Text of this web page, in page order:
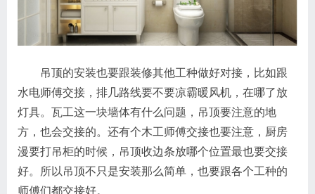
吊顶的安装也要跟装修其他工种做好对接，比如跟
水电师傅交接，排几路线要不要凉霸暖风机，在哪了放
灯具。瓦工这一块墙体有什么问题，吊顶要注意的地
方，也会交接的。还有个木工师傅交接也要注意，厨房
漫要打吊柜的时候，吊顶收边条放哪个位置最也要交接
好。所以吊顶不只是安装那么简单，也要跟各个工种的
师傅们都交接好。